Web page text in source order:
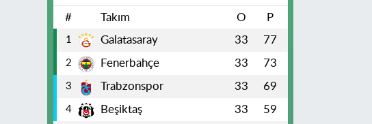
# Takım O P
1 Galatasaray 33 77
2 Fenerbahçe 33 73
3 Trabzonspor 33 69
4 Beşiktaş 33 59